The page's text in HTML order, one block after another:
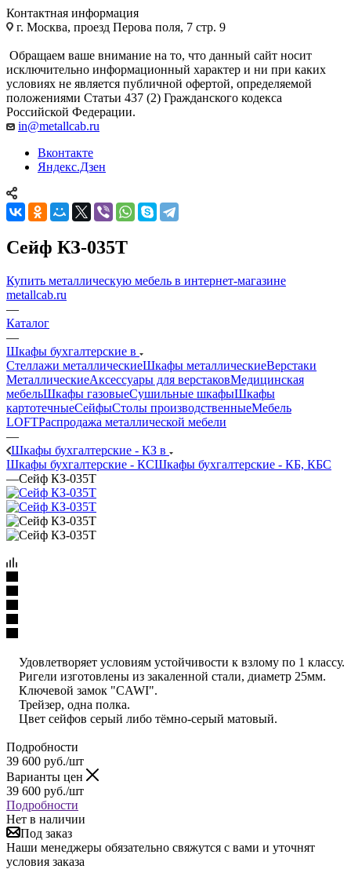
Контактная информация
г. Москва, проезд Перова поля, 7 стр. 9
Обращаем ваше внимание на то, что данный сайт носит
исключительно информационный характер и ни при каких
условиях не является публичной офертой, определяемой
положениями Статьи 437 (2) Гражданского кодекса
Российской Федерации.
in@metallcab.ru
Вконтакте
Яндекс.Дзен
Сейф КЗ-035Т
Купить металлическую мебель в интернет-магазине
metallcab.ru
—
Каталог
—
Шкафы бухгалтерские в
Стеллажи металлическиеШкафы металлическиеВерстаки
МеталлическиеАксессуары для верстаковМедицинская
мебельШкафы газовыеСушильные шкафыШкафы
картотечныеСейфыСтолы производственныеМебель
LOFTРаспродажа металлической мебели
—
Шкафы бухгалтерские - КЗ в
Шкафы бухгалтерские - КСШкафы бухгалтерские - КБ, КБС
—Сейф КЗ-035Т
Удовлетворяет условиям устойчивости к взлому по 1 классу.
Ригели изготовлены из закаленной стали, диаметр 25мм.
Ключевой замок "CAWI".
Трейзер, одна полка.
Цвет сейфов серый либо тёмно-серый матовый.
Подробности
39 600 руб./шт
Варианты цен
39 600 руб./шт
Подробности
Нет в наличии
Под заказ
Наши менеджеры обязательно свяжутся с вами и уточнят
условия заказа